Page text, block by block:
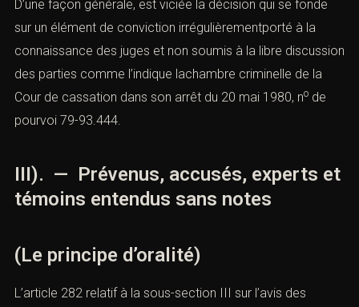
D’une façon générale, est viciée la décision qui se fonde
sur un élément de conviction irrégulièrementporté à la
connaissance des juges et non soumis à la libre discussion
des parties comme l’indique lachambre criminelle de la
Cour de cassation dans son arrêt du 20 mai 1980, no de
pourvoi 79-93.444.
III). — Prévenus, accusés, experts et
témoins entendus sans notes
(Le principe d’oralité)
L’article 282 relatif à la sous-section III sur l’avis des